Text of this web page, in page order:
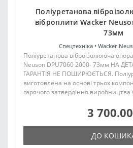
Поліуретанова
віброплити Wacker
73мм
Спецтехніка • Wacker
Поліуретанова віброізолююча
Neuson DPU7060 2000- 73мм НА
ГАРАНТІЯ НЕ ПОШИРЮЄТЬСЯ.
виготовлена на основі трьох
гарячого затвердіння виробництва
3
ДО